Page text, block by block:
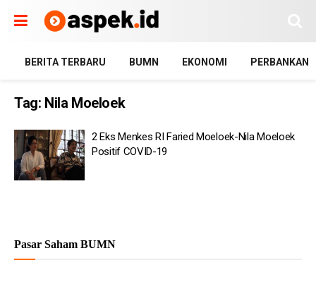
BERITA TERBARU BUMN EKONOMI PERBANKAN
Tag: Nila Moeloek
2 Eks Menkes RI Faried Moeloek-Nila Moeloek
Positif COVID-19
Pasar Saham BUMN